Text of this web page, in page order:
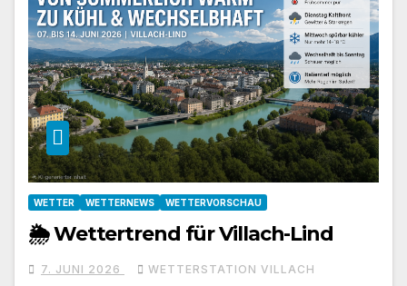
WETTER WETTERNEWS WETTERVORSCHAU
🌦️ Wettertrend für Villach-Lind
7. JUNI 2026 WETTERSTATION VILLACH